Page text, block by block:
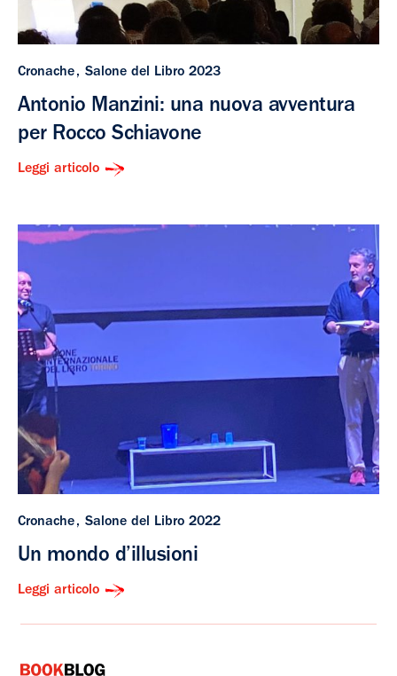
Cronache Salone del Libro 2023
Antonio Manzini: una nuova avventura
per Rocco Schiavone
Leggi articolo
Cronache Salone del Libro 2022
Un mondo d’illusioni
Leggi articolo